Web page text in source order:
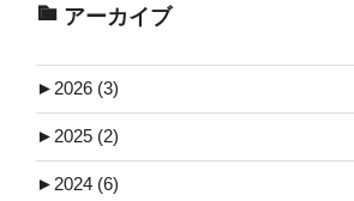
アーカイブ
► 2026 (3)
► 2025 (2)
► 2024 (6)